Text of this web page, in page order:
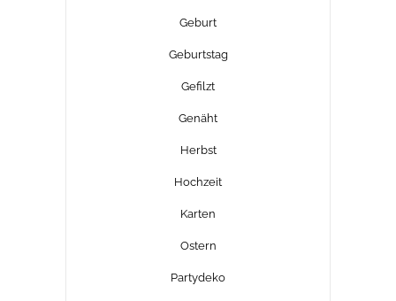
Geburt
Geburtstag
Gefilzt
Genäht
Herbst
Hochzeit
Karten
Ostern
Partydeko